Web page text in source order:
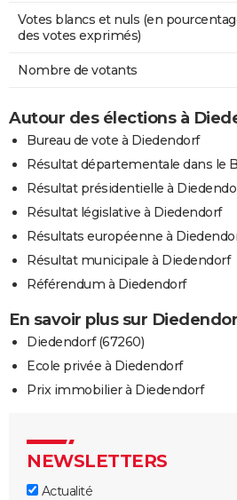
Votes blancs et nuls (en
des votes exprimés)
Nombre de votants
Autour des élections à
Bureau de vote à Diedendorf
Résultat départementale dans le
Résultat présidentielle à
Résultat législative à Diedendorf
Résultats européenne à
Résultat municipale à Diedendorf
Référendum à Diedendorf
En savoir plus sur
Diedendorf (67260)
Ecole privée à Diedendorf
Prix immobilier à Diedendorf
NEWSLETTERS
Actualité